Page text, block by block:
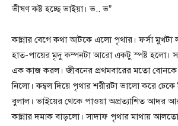
ভীষণ কষ্ট হচ্ছে ভাইয়া। ভ.. ভ”
কান্নার বেগে কথা আটকে এলো পৃথার। ফর্সা
হাত-পায়ের মৃদু কম্পনটা আরো একটু স্পষ্ট হলো।
এক কাজ করল। জীবনের প্রথমবারের মতো বোনকে
নিলো। কম্বল দিয়ে পৃথার শরীরটা ভালো করে ঢেকে
বুলাল। ভাইয়ের থেকে পাওয়া অপ্রত্যাশিত আদর
কান্নার দমাক বাড়লো। সাদাফ পৃথার মাথায়